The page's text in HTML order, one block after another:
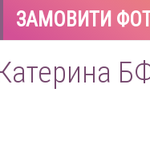
ЗАМОВИТИ